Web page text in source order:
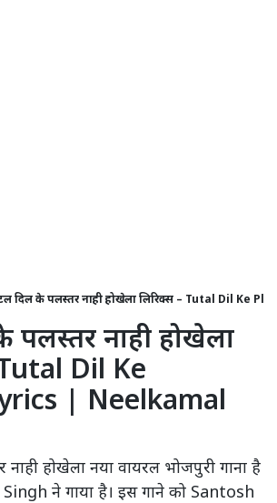
दिल के पलस्तर नाही होखेला लिरिक्स – Tutal Dil Ke
पलस्तर नाही होखेला
Dil Ke
| Neelkamal
होखेला नया वायरल भोजपुरी गाना है
ने गाया है। इस गाने को Santosh